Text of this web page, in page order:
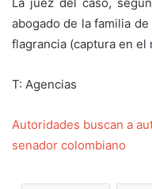
abogado de la familia
flagrancia (captura en
T: Agencias
Autoridades buscan a
senador colombiano